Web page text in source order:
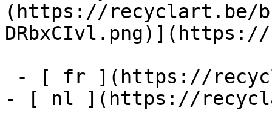
(https://recyclart.be/
- [ nl ](https://